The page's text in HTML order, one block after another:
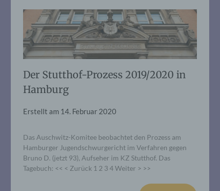
Der Stutthof-Prozess 2019/2020 in
Hamburg
Erstellt am 14. Februar 2020
Das Auschwitz-Komitee beobachtet den Prozess am
Hamburger Jugendschwurgericht im Verfahren gegen
Bruno D. (jetzt 93), Aufseher im KZ Stutthof. Das
Tagebuch: << < Zurück 1 2 3 4 Weiter > >>